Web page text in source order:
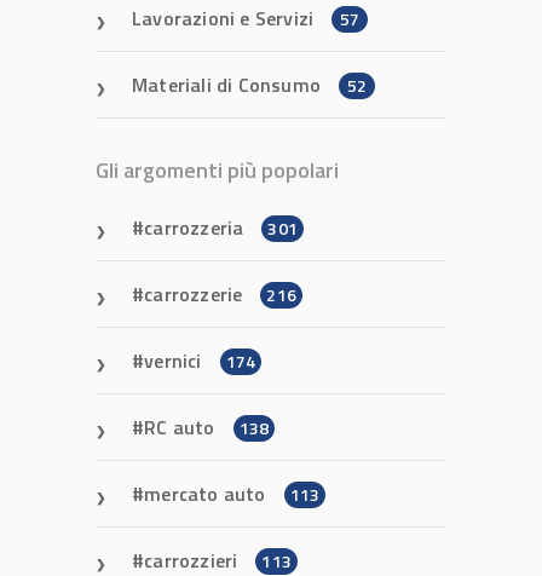
Lavorazioni e Servizi 57
Materiali di Consumo 52
Gli argomenti più popolari
carrozzeria 301
carrozzerie 216
vernici 174
RC auto 138
mercato auto 113
carrozzieri 113